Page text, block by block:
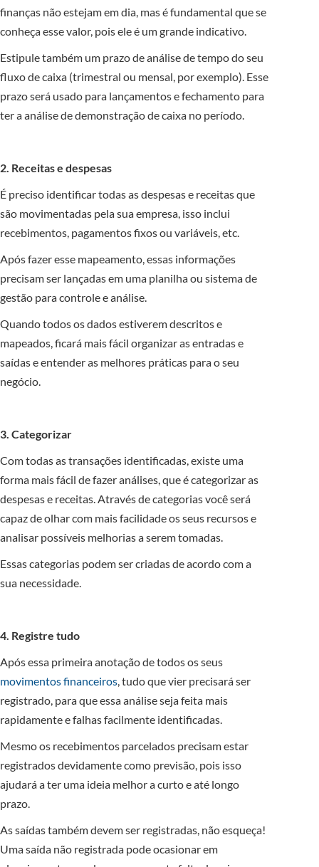
finanças não estejam em dia, mas é fundamental que se
conheça esse valor, pois ele é um grande indicativo.
Estipule também um prazo de análise de tempo do seu
fluxo de caixa (trimestral ou mensal, por exemplo). Esse
prazo será usado para lançamentos e fechamento para
ter a análise de demonstração de caixa no período.
2. Receitas e despesas
É preciso identificar todas as despesas e receitas que
são movimentadas pela sua empresa, isso inclui
recebimentos, pagamentos fixos ou variáveis, etc.
Após fazer esse mapeamento, essas informações
precisam ser lançadas em uma planilha ou sistema de
gestão para controle e análise.
Quando todos os dados estiverem descritos e
mapeados, ficará mais fácil organizar as entradas e
saídas e entender as melhores práticas para o seu
negócio.
3. Categorizar
Com todas as transações identificadas, existe uma
forma mais fácil de fazer análises, que é categorizar as
despesas e receitas. Através de categorias você será
capaz de olhar com mais facilidade os seus recursos e
analisar possíveis melhorias a serem tomadas.
Essas categorias podem ser criadas de acordo com a
sua necessidade.
4. Registre tudo
Após essa primeira anotação de todos os seus
movimentos financeiros, tudo que vier precisará ser
registrado, para que essa análise seja feita mais
rapidamente e falhas facilmente identificadas.
Mesmo os recebimentos parcelados precisam estar
registrados devidamente como previsão, pois isso
ajudará a ter uma ideia melhor a curto e até longo
prazo.
As saídas também devem ser registradas, não esqueça!
Uma saída não registrada pode ocasionar em